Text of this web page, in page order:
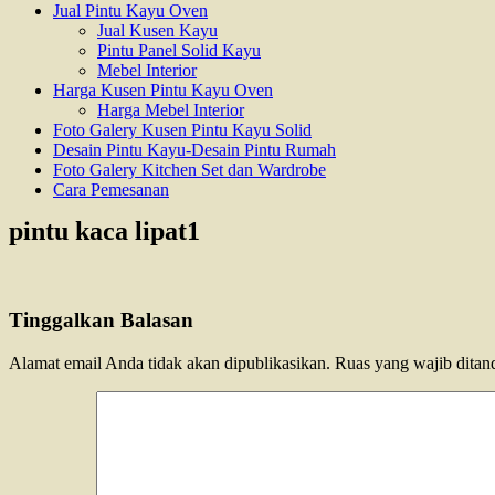
Jual Pintu Kayu Oven
Jual Kusen Kayu
Pintu Panel Solid Kayu
Mebel Interior
Harga Kusen Pintu Kayu Oven
Harga Mebel Interior
Foto Galery Kusen Pintu Kayu Solid
Desain Pintu Kayu-Desain Pintu Rumah
Foto Galery Kitchen Set dan Wardrobe
Cara Pemesanan
pintu kaca lipat1
Tinggalkan Balasan
Alamat email Anda tidak akan dipublikasikan. Ruas yang wajib